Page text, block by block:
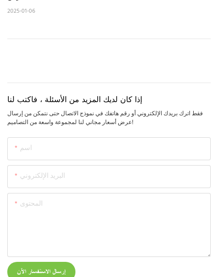
2025-01-06
إذا كان لديك المزيد من الأسئلة ، فاكتب لنا
فقط اترك بريدك الإلكتروني أو رقم هاتفك في نموذج الاتصال حتى نتمكن من إرسال
عرض أسعار مجاني لنا لمجموعة واسعة من التصاميم!
اسم
البريد الإلكتروني
المحتوى
إرسال الاستفسار الآن